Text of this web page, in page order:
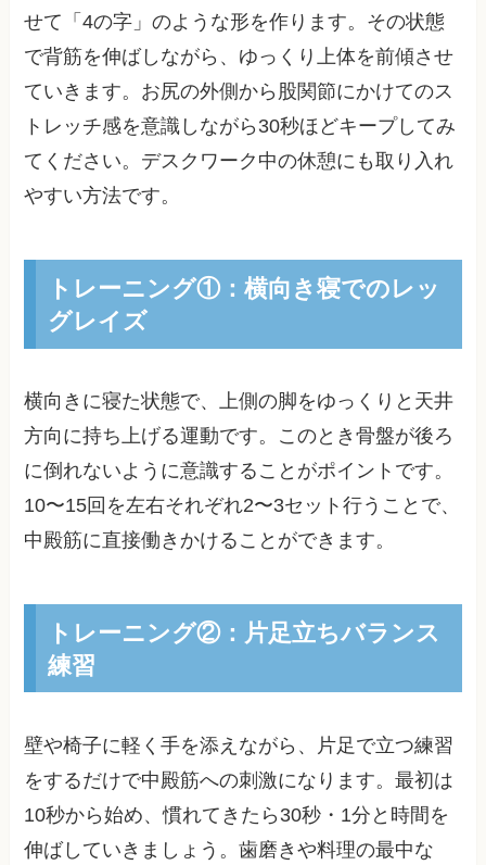
せて「4の字」のような形を作ります。その状態
で背筋を伸ばしながら、ゆっくり上体を前傾させ
ていきます。お尻の外側から股関節にかけてのス
トレッチ感を意識しながら30秒ほどキープしてみ
てください。デスクワーク中の休憩にも取り入れ
やすい方法です。
トレーニング①：横向き寝でのレッ
グレイズ
横向きに寝た状態で、上側の脚をゆっくりと天井
方向に持ち上げる運動です。このとき骨盤が後ろ
に倒れないように意識することがポイントです。
10〜15回を左右それぞれ2〜3セット行うことで、
中殿筋に直接働きかけることができます。
トレーニング②：片足立ちバランス
練習
壁や椅子に軽く手を添えながら、片足で立つ練習
をするだけで中殿筋への刺激になります。最初は
10秒から始め、慣れてきたら30秒・1分と時間を
伸ばしていきましょう。歯磨きや料理の最中な